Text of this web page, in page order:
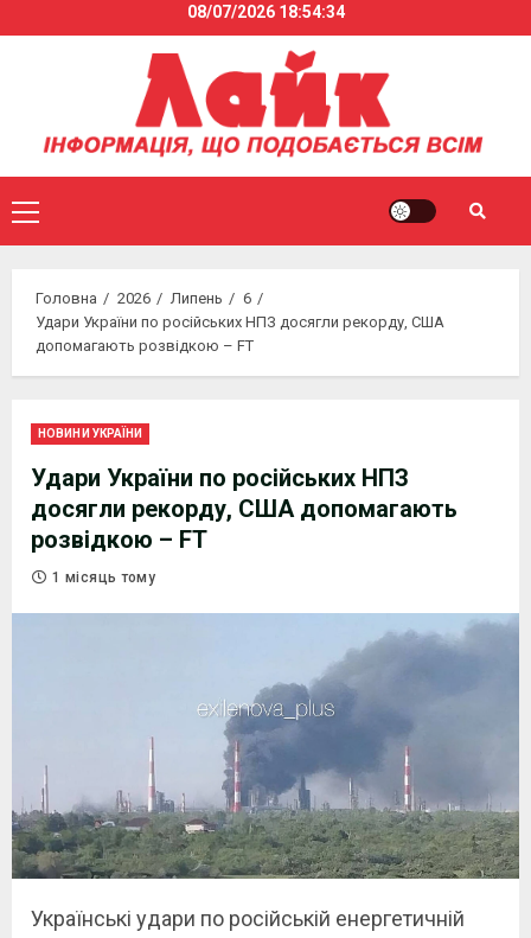
to
08/07/2026 18:54:34
Primary
Menu
Головна 2026 Липень
6
Удари України по російських НПЗ досягли рекорду, США
допомагають розвідкою – FT
НОВИНИ УКРАЇНИ
Удари України по російських НПЗ
досягли рекорду, США допомагають
розвідкою – FT
1 місяць тому
Українські удари по російській енергетичній